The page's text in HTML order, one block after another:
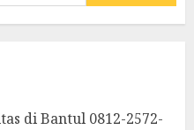
di Bantul 0812-2572-